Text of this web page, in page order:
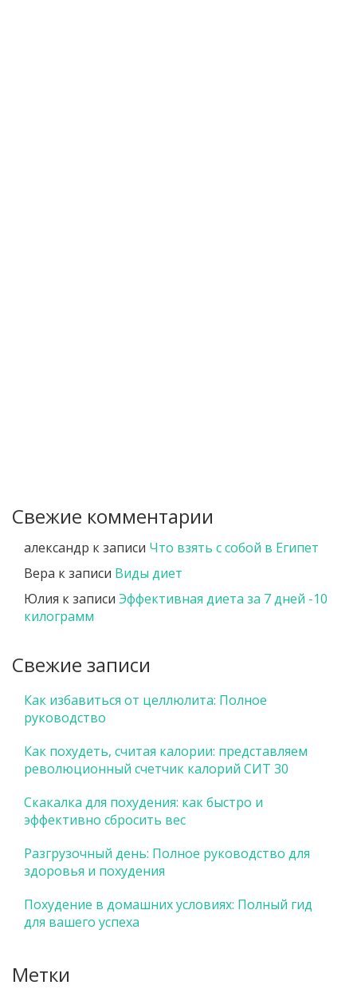
Свежие комментарии
александр к записи Что взять с собой в Египет
Вера к записи Виды диет
Юлия к записи Эффективная диета за 7 дней -10
килограмм
Свежие записи
Как избавиться от целлюлита: Полное
руководство
Как похудеть, считая калории: представляем
революционный счетчик калорий СИТ 30
Скакалка для похудения: как быстро и
эффективно сбросить вес
Разгрузочный день: Полное руководство для
здоровья и похудения
Похудение в домашних условиях: Полный гид
для вашего успеха
Метки